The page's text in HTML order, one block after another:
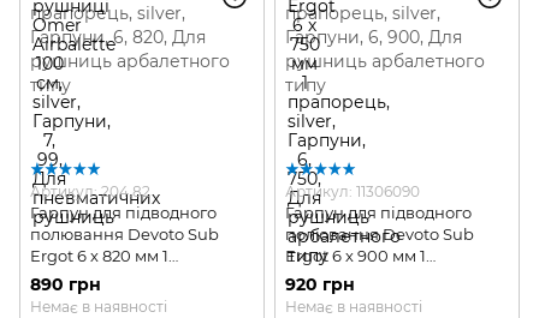
Артикул: 204.82
Гарпун для підводного
полювання Devoto Sub
Ergot 6 х 820 мм 1
прапорець
890 грн
Немає в наявності
Артикул: 11306090
Гарпун для підводного
полювання Devoto Sub
Ergot 6 х 900 мм 1
прапорець
920 грн
Немає в наявності